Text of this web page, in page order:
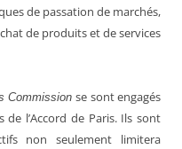
de passation de marchés,
de produits et de services
Commissionse sont engagés
l’Accord de Paris. Ils sont
non seulement limitera